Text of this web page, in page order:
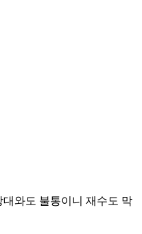
와도 불통이니 재수도 막